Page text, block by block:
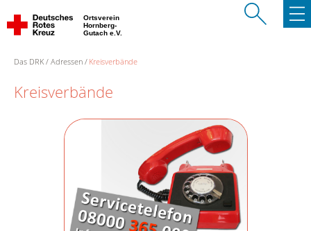
Ortsverein
Hornberg-
Gutach e.V.
Das DRK Adressen Kreisverbände
Kreisverbände